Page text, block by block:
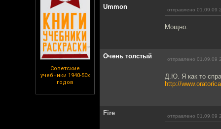
Советские
учебники 1940-50х
годов
Ummon отправлено 01.09.09
Мощно.
Очень толстый отправлено 01.09.09
Д.Ю. Я как то
http://
Fire отправлено 01.09.09